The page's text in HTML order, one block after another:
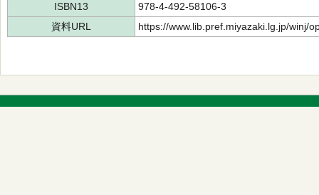
ISBN13
978-4-492-58106-3
資料URL
https://www.lib.pref.miyazaki.lg.jp/winj/